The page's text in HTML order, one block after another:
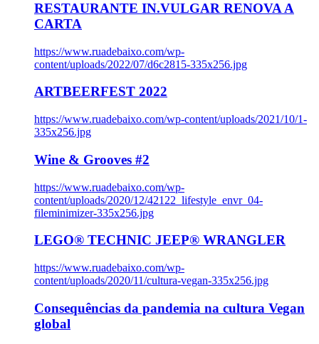
RESTAURANTE IN.VULGAR RENOVA A
CARTA
https://www.ruadebaixo.com/wp-
content/uploads/2022/07/d6c2815-335x256.jpg
ARTBEERFEST 2022
https://www.ruadebaixo.com/wp-content/uploads/2021/10/1-
335x256.jpg
Wine & Grooves #2
https://www.ruadebaixo.com/wp-
content/uploads/2020/12/42122_lifestyle_envr_04-
fileminimizer-335x256.jpg
LEGO® TECHNIC JEEP® WRANGLER
https://www.ruadebaixo.com/wp-
content/uploads/2020/11/cultura-vegan-335x256.jpg
Consequências da pandemia na cultura Vegan
global